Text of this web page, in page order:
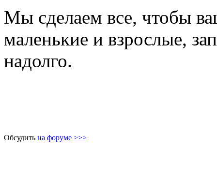
Мы сделаем все, чтобы
маленькие и взрослые,
надолго.
Обсудить на форуме >>>